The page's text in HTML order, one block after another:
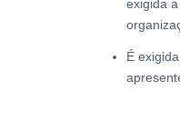
exigida
É